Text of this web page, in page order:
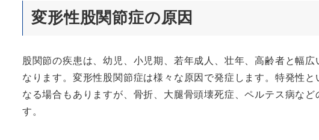
変形性股関節症の原因
股関節の疾患は、幼児、小児期、若年成人、壮年、高齢者と幅
なります。変形性股関節症は様々な原因で発症します。特発性
なる場合もありますが、骨折、大腿骨頭壊死症、ペルテス病な
す。